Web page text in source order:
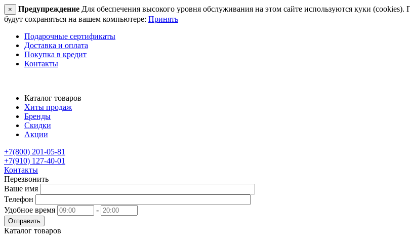
× Предупреждение Для обеспечения высокого уровня обслуживания на этом сайте используются куки
будут сохраняться на вашем компьютере: Принять
Подарочные сертификаты
Доставка и оплата
Покупка в кредит
Контакты
Каталог товаров
Хиты продаж
Бренды
Скидки
Акции
+7(800) 201-05-81
+7(910) 127-40-01
Контакты
Перезвонить
Ваше имя
Телефон
Удобное время
-
Отправить
Каталог товаров